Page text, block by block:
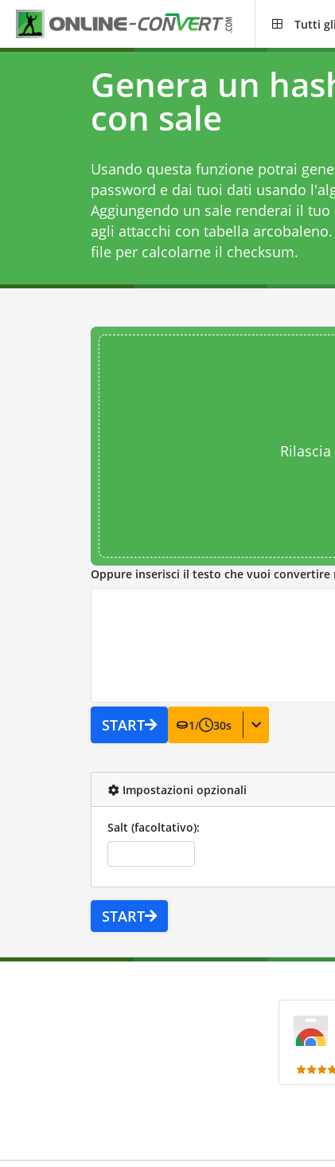
Tutti
Genera un
con sale
Usando questa funzione potrai
password e dai tuoi dati usando
Aggiungendo un sale renderai il
agli attacchi con tabella
file per calcolarne il checksum.
Oppure inserisci il testo che vuoi convertire
START 1/ 30s
Impostazioni opzionali
Salt (facoltativo):
START